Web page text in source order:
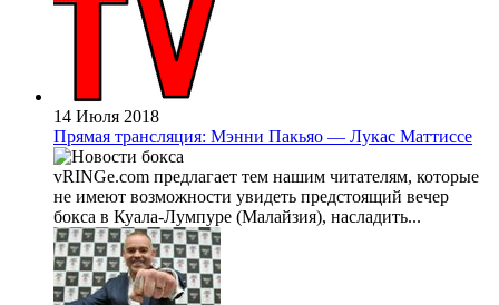
14 Июля 2018
Прямая трансляция: Мэнни Пакьяо — Лукас Маттиссе
vRINGe.com предлагает тем нашим читателям, которые
не имеют возможности увидеть предстоящий вечер
бокса в Куала-Лумпуре (Малайзия), насладить...